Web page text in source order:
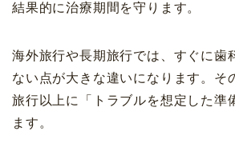
結果的に治療期間を守ります。
海外旅行や長期旅行では、すぐに歯
ない点が大きな違いになります。そ
旅行以上に「トラブルを想定した準
ます。